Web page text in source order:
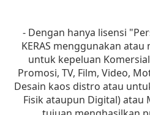
- Dengan hanya lisensi
KERAS menggunakan
untuk kepeluan
Promosi, TV, Film, Video,
Desain kaos distro atau
Fisik ataupun Digital) atau